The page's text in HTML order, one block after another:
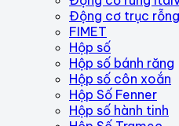
Động cơ trục rỗng
FIMET
Hộp số
Hộp số bánh răng
Hộp số côn xoắn
Hộp Số Fenner
Hộp số hành tinh